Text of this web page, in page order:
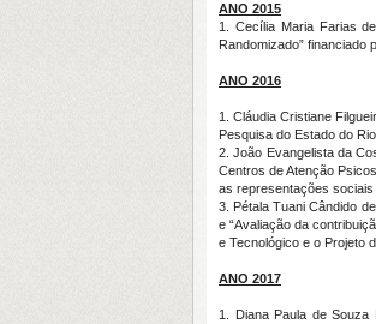
ANO 2015
1. Cecília Maria Farias
Randomizado” financiado
ANO 2016
1. Cláudia Cristiane
Pesquisa do Estado do
2. João Evangelista da
Centros de Atenção
as representações sociais
3. Pétala Tuani Cândido
e “Avaliação da
e Tecnológico e o Projeto
ANO 2017
1. Diana Paula de Souza